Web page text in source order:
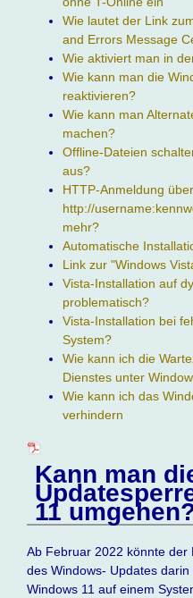
Wie lautet der Link
and Errors Message
Wie aktiviert man in
Wie kann man die
reaktivieren?
Wie kann man
machen?
Offline-Dateien
aus?
HTTP-Anmeldung über
http://
mehr?
Automatische
Link zur "Windows
Vista-Installation auf
problematisch?
Vista-Installation bei
System?
Wie kann ich die
Dienstes unter
Wie kann ich das
verhindern
Kann man
11
Ab Februar 2022 könnte
des Windows- Updates
Windows 11 auf einem